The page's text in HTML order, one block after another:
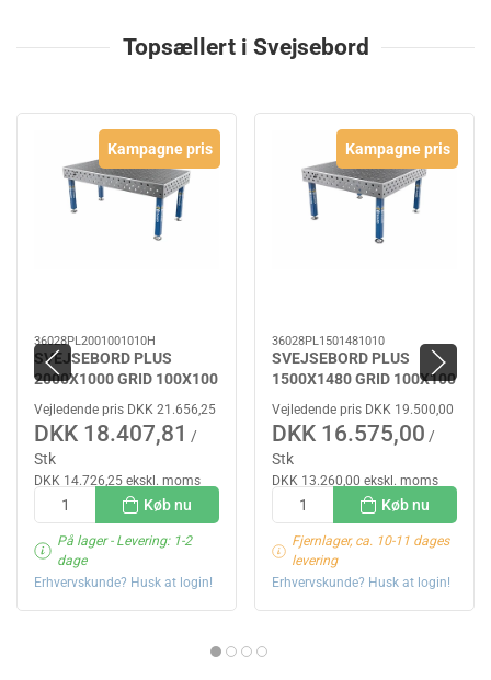
Topsællert i Svejsebord
Kampagne pris
36028PL2001001010H
SVEJSEBORD PLUS
2000X1000 GRID 100X100
Vejledende pris DKK 21.656,25
DKK 18.407,81 /
Stk
DKK 14.726,25 ekskl. moms
Køb nu
På lager- Levering: 1-2
dage
Erhvervskunde? Husk at login!
Kampagne pris
36028PL1501481010
SVEJSEBORD PLUS
1500X1480 GRID 100X100
Vejledende pris DKK 19.500,00
DKK 16.575,00 /
Stk
DKK 13.260,00 ekskl. moms
Køb nu
Fjernlager, ca. 10-11 dages
levering
Erhvervskunde? Husk at login!